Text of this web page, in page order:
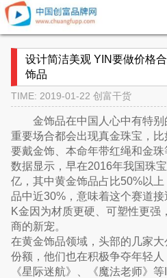
设计简洁美观 YIN要做价格
饰品
TIME: 2019-01-22 创富干货
金饰品在中国人心中有特
重要场合都会出现真金珠宝，
要戴金饰、本命年带红绳和金珠
数据显示，早在2016年我国珠
亿，其中黄金饰品占比50%以
品中近30%，意味着这个赛道接
K金因为材质更硬、可塑性更强
商的新宠。
在黄金饰品领域，头部的几家
份额，他们也在积极争夺年轻
《星际迷航》、《魔法老师》